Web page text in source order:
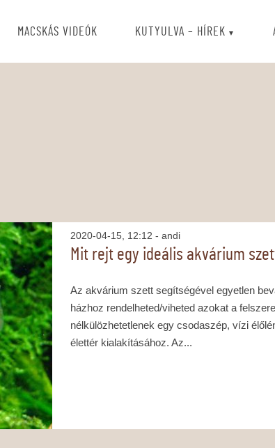
MACSKÁS VIDEÓK KUTYULVA – HÍREK
2020-04-15, 12:12 - andi
Mit rejt egy ideális akvárium
Az akvárium szett segítségével egyetlen
házhoz rendelheted/viheted azokat a
nélkülözhetetlenek egy csodaszép, vízi
élettér kialakításához. Az...